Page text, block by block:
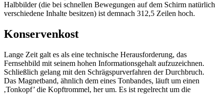
Halbbilder (die bei schnellen Bewegungen auf dem Schirm natürlich
verschiedene Inhalte besitzen) ist demnach 312,5 Zeilen hoch.
Konservenkost
Lange Zeit galt es als eine technische Herausforderung, das
Fernsehbild mit seinem hohen Informationsgehalt aufzuzeichnen.
Schließlich gelang mit den Schrägspurverfahren der Durchbruch.
Das Magnetband, ähnlich dem eines Tonbandes, läuft um einen
,Tonkopf’ die Kopftrommel, her um. Es ist regelrecht um die